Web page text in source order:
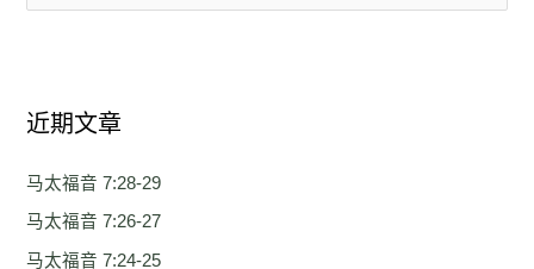
近期文章
马太福音 7:28-29
马太福音 7:26-27
马太福音 7:24-25